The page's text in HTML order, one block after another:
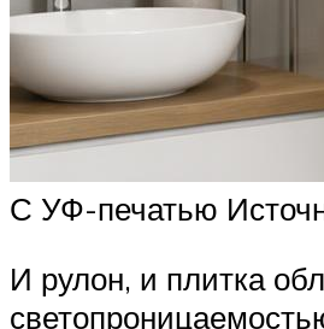
С УФ-печатью
И рулон, и плитка